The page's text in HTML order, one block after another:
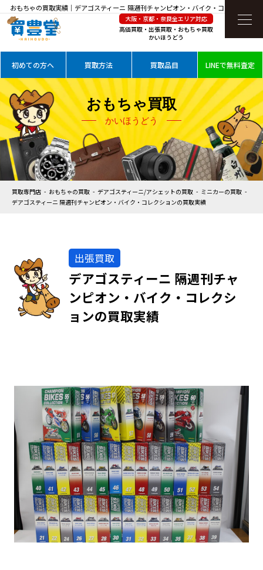
おもちゃの買取実績｜デアゴスティーニ 隔週刊チャンピオン・バイク・コレクションを
高価買取
大阪・京都・奈良全エリア対応
高価買取・出張買取・おもちゃ買取
かいほうどう
初めての方へ 買取方法 買取品目 LINEで無料査定
おもちゃ買取
かいほうどう
買取専門店 おもちゃの買取 デアゴスティーニ/アシェットの買取
ミニカーの買取
デアゴスティーニ 隔週刊チャンピオン・バイク・コレクションの買取実績
出張買取
デアゴスティーニ 隔週刊チャ
ンピオン・バイク・コレクシ
ョンの買取実績